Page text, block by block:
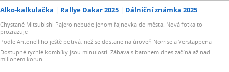
Alko-kalkulačka Rallye Dakar 2025 Dálniční známka 2025
Chystané Mitsubishi Pajero nebude jenom fajnovka do města. Nová fotka to
prozrazuje
Podle Antonelliho ještě potrvá, než se dostane na úroveň Norrise a Verstappena
Dostupné rychlé kombíky jsou minulostí. Zábava s batohem dnes začíná až nad
milionem korun